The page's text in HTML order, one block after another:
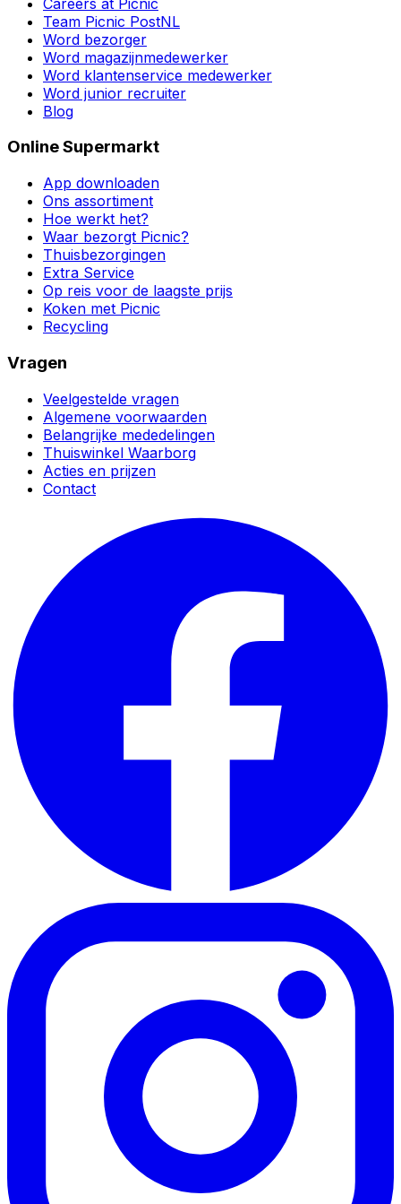
Team Picnic PostNL
Word bezorger
Word magazijnmedewerker
Word klantenservice medewerker
Word junior recruiter
Blog
Online Supermarkt
App downloaden
Ons assortiment
Hoe werkt het?
Waar bezorgt Picnic?
Thuisbezorgingen
Extra Service
Op reis voor de laagste prijs
Koken met Picnic
Recycling
Vragen
Veelgestelde vragen
Algemene voorwaarden
Belangrijke mededelingen
Thuiswinkel Waarborg
Acties en prijzen
Contact